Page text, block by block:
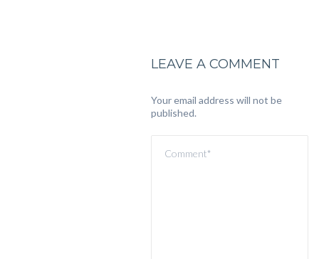
LEAVE A COMMENT
Your email address will not be
published.